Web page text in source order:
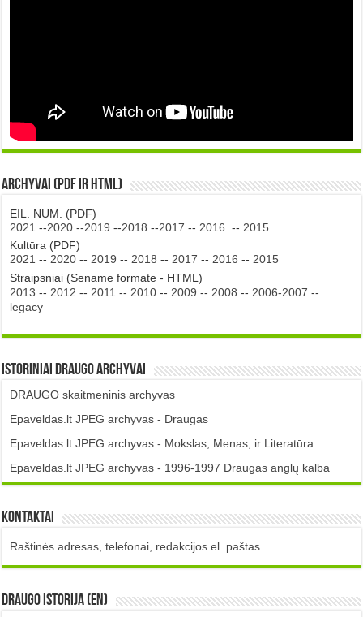
Archyvai (PDF ir HTML)
EIL. NUM. (PDF)
2021 --2020 --2019 --2018 --2017 -- 2016 -- 2015
Kultūra (PDF)
2021 -- 2020 -- 2019 -- 2018 -- 2017 -- 2016 -- 2015
Straipsniai (Sename formate - HTML)
2013 -- 2012 -- 2011 -- 2010 -- 2009 -- 2008 -- 2006-2007 --
legacy
Istoriniai DRAUGO Archyvai
DRAUGO skaitmeninis archyvas
Epaveldas.lt JPEG archyvas - Draugas
Epaveldas.lt JPEG archyvas - Mokslas, Menas, ir Literatūra
Epaveldas.lt JPEG archyvas - 1996-1997 Draugas anglų kalba
Kontaktai
Raštinės adresas, telefonai, redakcijos el. paštas
DRAUGO istorija (EN)